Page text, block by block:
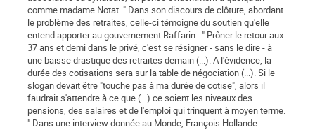
comme madame Notat. " Dans son discours de clôture, abordant
le problème des retraites, celle-ci témoigne du soutien qu'elle
entend apporter au gouvernement Raffarin : " Prôner le retour aux
37 ans et demi dans le privé, c'est se résigner - sans le dire - à
une baisse drastique des retraites demain (...). A l'évidence, la
durée des cotisations sera sur la table de négociation (...). Si le
slogan devait être "touche pas à ma durée de cotise", alors il
faudrait s'attendre à ce que (...) ce soient les niveaux des
pensions, des salaires et de l'emploi qui trinquent à moyen terme.
" Dans une interview donnée au Monde, François Hollande